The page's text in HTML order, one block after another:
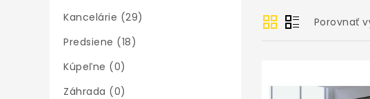
Kancelárie (29)
Predsiene (18)
Kúpeľne (0)
Záhrada (0)
Porovnať